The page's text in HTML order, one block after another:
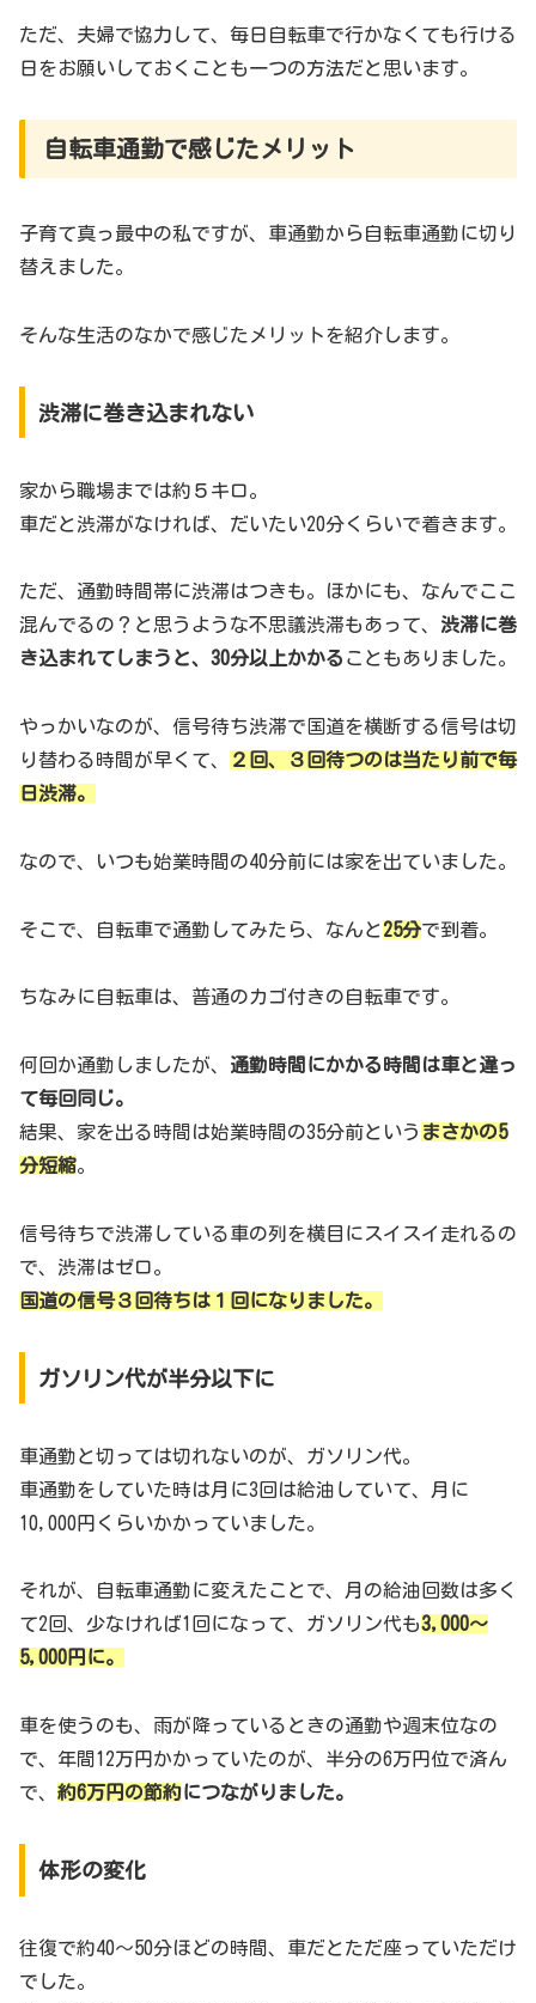
ただ、夫婦で協力して、毎日自転車で行かなくても行ける
日をお願いしておくことも一つの方法だと思います。
自転車通勤で感じたメリット
子育て真っ最中の私ですが、車通勤から自転車通勤に切り
替えました。
そんな生活のなかで感じたメリットを紹介します。
渋滞に巻き込まれない
家から職場までは約５キロ。
車だと渋滞がなければ、だいたい20分くらいで着きます。
ただ、通勤時間帯に渋滞はつきも。ほかにも、なんでここ
混んでるの？と思うような不思議渋滞もあって、 渋滞に巻
き込まれてしまうと、30分以上かかる こともありました。
やっかいなのが、信号待ち渋滞で国道を横断する信号は切
り替わる時間が早くて、
２回、３回待つのは当たり前で毎
日渋滞。
なので、いつも始業時間の40分前には家を出ていました。
そこで、自転車で通勤してみたら、なんと25分で到着。
ちなみに自転車は、普通のカゴ付きの自転車です。
何回か通勤しましたが、 通勤時間にかかる時間は車と違っ
て毎回同じ。
結果、家を出る時間は始業時間の35分前という まさかの5
分短縮。
信号待ちで渋滞している車の列を横目にスイスイ走れるの
で、渋滞はゼロ。
国道の信号３回待ちは１回になりました。
ガソリン代が半分以下に
車通勤と切っては切れないのが、ガソリン代。
車通勤をしていた時は月に3回は給油していて、月に
10,000円くらいかかっていました。
それが、自転車通勤に変えたことで、月の給油回数は多く
て2回、少なければ1回になって、ガソリン代も3,000～
5,000円に。
車を使うのも、雨が降っているときの通勤や週末位なの
で、年間12万円かかっていたのが、半分の6万円位で済ん
で、 約6万円の節約につながりました。
体形の変化
往復で約40〜50分ほどの時間、車だとただ座っていただけ
でした。